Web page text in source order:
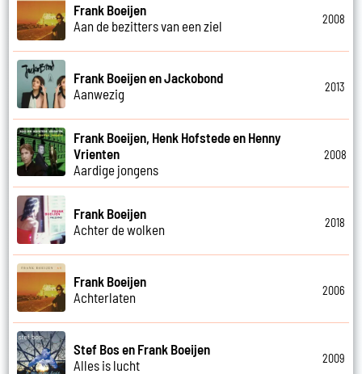
Frank Boeijen
Aan de bezitters van een ziel
2008
Frank Boeijen en Jackobond
Aanwezig
2013
Frank Boeijen, Henk Hofstede en Henny
Vrienten
Aardige jongens
2008
Frank Boeijen
Achter de wolken
2018
Frank Boeijen
Achterlaten
2006
Stef Bos en Frank Boeijen
Alles is lucht
2009